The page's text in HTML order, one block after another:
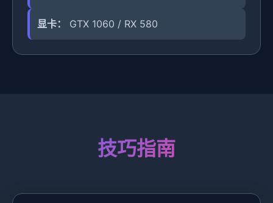
显卡： GTX 1060 / RX 580
技巧指南